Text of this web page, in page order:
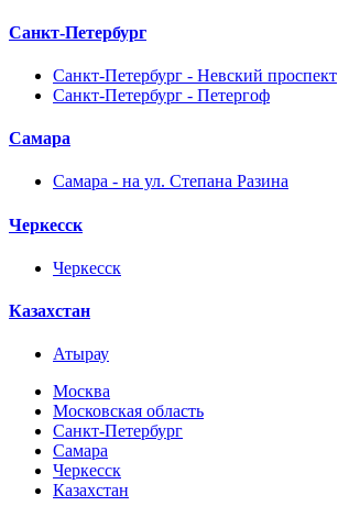
Санкт-Петербург
Санкт-Петербург - Невский проспект
Санкт-Петербург - Петергоф
Самара
Самара - на ул. Степана Разина
Черкесск
Черкесск
Казахстан
Атырау
Москва
Московская область
Санкт-Петербург
Самара
Черкесск
Казахстан